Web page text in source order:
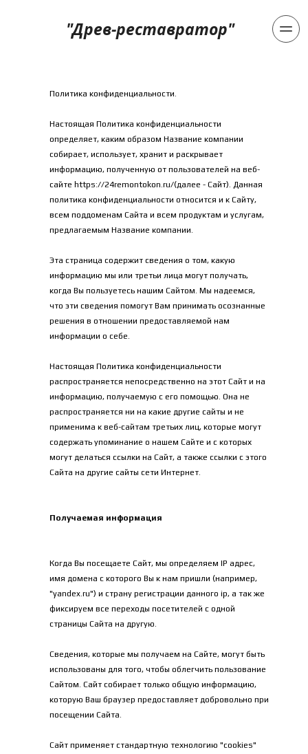
"Древ-реставратор"
Политика конфиденциальности.
​Настоящая Политика конфиденциальности
определяет, каким образом Название компании
собирает, использует, хранит и раскрывает
информацию, полученную от пользователей на веб-
сайте https://24remontokon.ru/(далее - Сайт). Данная
политика конфиденциальности относится и к Сайту,
всем поддоменам Сайта и всем продуктам и услугам,
предлагаемым Название компании.
Эта страница содержит сведения о том, какую
информацию мы или третьи лица могут получать,
когда Вы пользуетесь нашим Сайтом. Мы надеемся,
что эти сведения помогут Вам принимать осознанные
решения в отношении предоставляемой нам
информации о себе.
Настоящая Политика конфиденциальности
распространяется непосредственно на этот Сайт и на
информацию, получаемую с его помощью. Она не
распространяется ни на какие другие сайты и не
применима к веб-сайтам третьих лиц, которые могут
содержать упоминание о нашем Сайте и с которых
могут делаться ссылки на Сайт, а также ссылки с этого
Сайта на другие сайты сети Интернет.
Получаемая информация
Когда Вы посещаете Сайт, мы определяем IP адрес,
имя домена с которого Вы к нам пришли (например,
"yandex.ru") и страну регистрации данного ip, а так же
фиксируем все переходы посетителей с одной
страницы Сайта на другую.
Сведения, которые мы получаем на Сайте, могут быть
использованы для того, чтобы облегчить пользование
Сайтом. Сайт собирает только общую информацию,
которую Ваш браузер предоставляет добровольно при
посещении Сайта.
Сайт применяет стандартную технологию "cookies"